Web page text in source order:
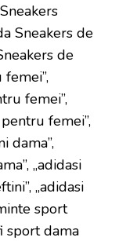
Sneakers de
de
femei”,
femei”,
dama”,
„adidasi
„adidasi
sport
sport dama